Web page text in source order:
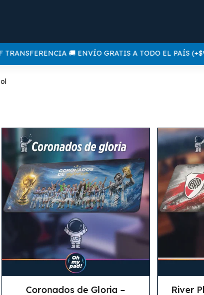
🚚 ENVÍO GRATIS A TODO EL PAÍS
Coronados de Gloria –
River